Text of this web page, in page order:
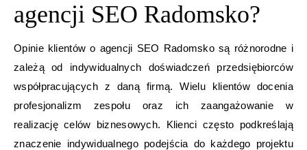
agencji SEO Radomsko?
Opinie klientów o agencji SEO Radomsko są różnorodne i
zależą od indywidualnych doświadczeń przedsiębiorców
współpracujących z daną firmą. Wielu klientów docenia
profesjonalizm zespołu oraz ich zaangażowanie w
realizację celów biznesowych. Klienci często podkreślają
znaczenie indywidualnego podejścia do każdego projektu